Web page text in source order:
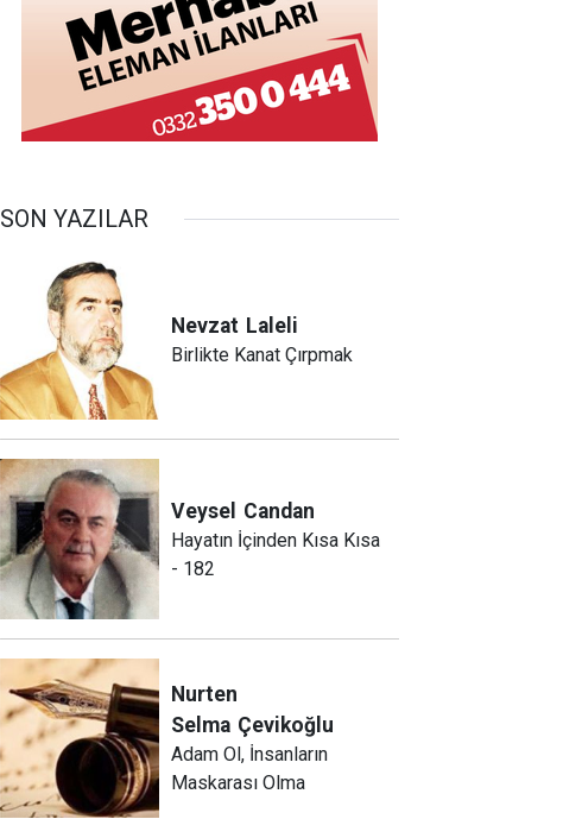
SON YAZILAR
Nevzat Laleli
Birlikte Kanat Çırpmak
Veysel Candan
Hayatın İçinden Kısa Kısa
- 182
Nurten
Selma Çevikoğlu
Adam Ol, İnsanların
Maskarası Olma